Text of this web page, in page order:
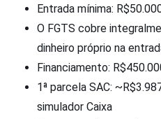
Entrada mínima:
O FGTS cobre
dinheiro próprio na
Financiamento:
1ª parcela SAC:
simulador Caixa